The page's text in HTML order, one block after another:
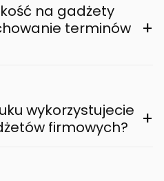
na gadżety
terminów
+
wykorzystujecie
firmowych?
+